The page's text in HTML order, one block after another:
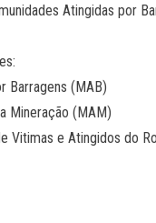
Atingidas por
Barragens (MAB)
Mineração (MAM)
Vitimas e Atingidos do